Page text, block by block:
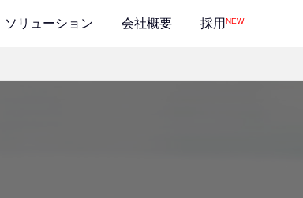
ソリューション 会社概要 採用 NEW